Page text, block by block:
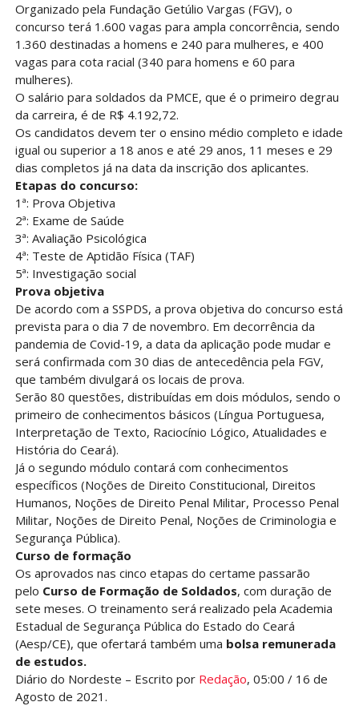
Organizado pela Fundação Getúlio Vargas (FGV), o
concurso terá 1.600 vagas para ampla concorrência, sendo
1.360 destinadas a homens e 240 para mulheres, e 400
vagas para cota racial (340 para homens e 60 para
mulheres).
O salário para soldados da PMCE, que é o primeiro degrau
da carreira, é de R$ 4.192,72.
Os candidatos devem ter o ensino médio completo e idade
igual ou superior a 18 anos e até 29 anos, 11 meses e 29
dias completos já na data da inscrição dos aplicantes.
Etapas do concurso:
1ª: Prova Objetiva
2ª: Exame de Saúde
3ª: Avaliação Psicológica
4ª: Teste de Aptidão Física (TAF)
5ª: Investigação social
Prova objetiva
De acordo com a SSPDS, a prova objetiva do concurso está
prevista para o dia 7 de novembro. Em decorrência da
pandemia de Covid-19, a data da aplicação pode mudar e
será confirmada com 30 dias de antecedência pela FGV,
que também divulgará os locais de prova.
Serão 80 questões, distribuídas em dois módulos, sendo o
primeiro de conhecimentos básicos (Língua Portuguesa,
Interpretação de Texto, Raciocínio Lógico, Atualidades e
História do Ceará).
Já o segundo módulo contará com conhecimentos
específicos (Noções de Direito Constitucional, Direitos
Humanos, Noções de Direito Penal Militar, Processo Penal
Militar, Noções de Direito Penal, Noções de Criminologia e
Segurança Pública).
Curso de formação
Os aprovados nas cinco etapas do certame passarão
pelo Curso de Formação de Soldados, com duração de
sete meses. O treinamento será realizado pela Academia
Estadual de Segurança Pública do Estado do Ceará
(Aesp/CE), que ofertará também uma bolsa remunerada
de estudos.
Diário do Nordeste – Escrito por Redação, 05:00 / 16 de
Agosto de 2021.